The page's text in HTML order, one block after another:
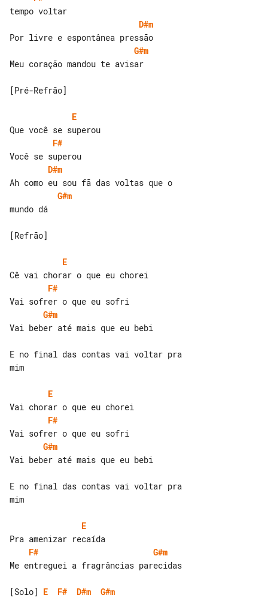
D#m
G#m
Meu coração mandou te avisar
[Pré-Refrão]
E
F#
D#m
G#m
mundo dá
[Refrão]
E
F#
G#m
Vai beber até mais que eu bebi
E no final das contas vai voltar pra
mim
E
F#
G#m
Vai beber até mais que eu bebi
E no final das contas vai voltar pra
mim
E
F#
G#m
Me entreguei a fragrâncias parecidas
[Solo] E F# D#m G#m